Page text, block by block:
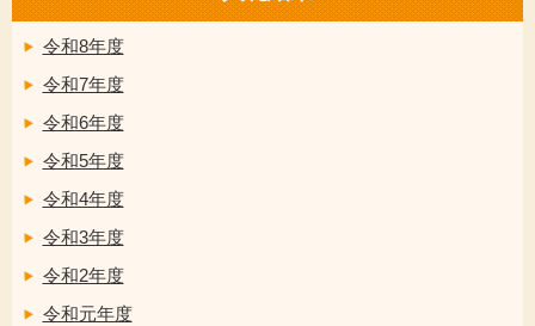
令和8年度
令和7年度
令和6年度
令和5年度
令和4年度
令和3年度
令和2年度
令和元年度